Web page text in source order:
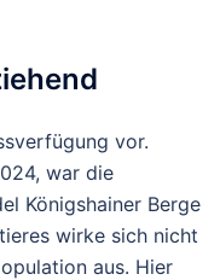
vor.
war die
Königshainer Berge
wirke sich nicht
aus. Hier